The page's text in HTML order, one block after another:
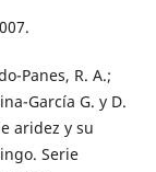
Panes, R. A.;
García G. y D.
aridez y su
Serie